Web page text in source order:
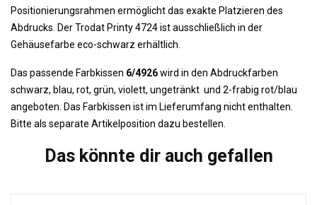
Positionierungsrahmen ermöglicht das exakte Platzieren des
Abdrucks. Der Trodat Printy 4724 ist ausschließlich in der
Gehäusefarbe eco-schwarz erhältlich.
Das passende Farbkissen 6/4926wird in den Abdruckfarben
schwarz, blau, rot, grün, violett, ungetränkt und 2-frabig rot/blau
angeboten. Das Farbkissen ist im Lieferumfang nicht enthalten.
Bitte als separate Artikelposition dazu bestellen.
Das könnte dir auch gefallen